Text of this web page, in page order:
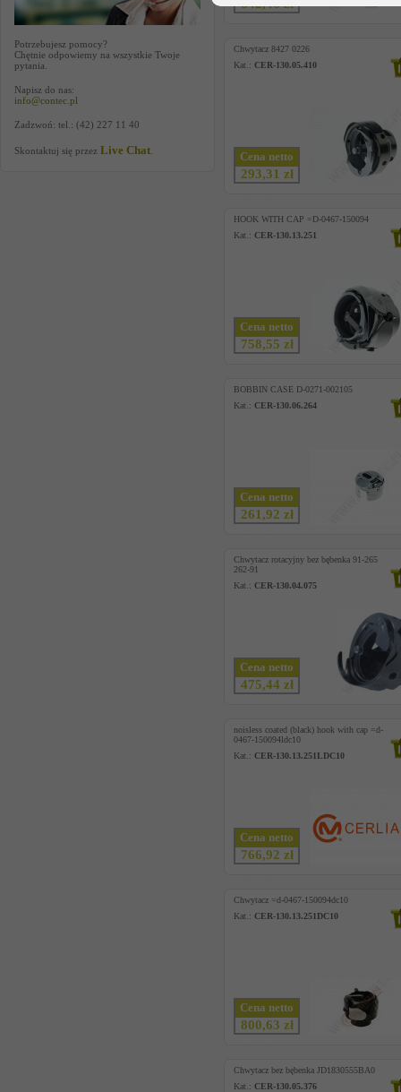
Potrzebujesz pomocy?
Chętnie odpowiemy na wszystkie Twoje
pytania.
Napisz do nas:
info@contec.pl
Zadzwoń: tel.: (42) 227 11 40
Skontaktuj się przez Live Chat
642,46 zł
Chwytacz 8427 0226
Kat.: CER-130.05.410
Cena netto
293,31 zł
HOOK WITH CAP =D-0467-150094
Kat.: CER-130.13.251
Cena netto
758,55 zł
BOBBIN CASE D-0271-002105
Kat.: CER-130.06.264
Cena netto
261,92 zł
Chwytacz rotacyjny bez bębenka 91-265
262-91
Kat.: CER-130.04.075
Cena netto
475,44 zł
noisless coated (black) hook with cap =d-
0467-150094ldc10
Kat.: CER-130.13.251LDC10
Cena netto
766,92 zł
Chwytacz =d-0467-150094dc10
Kat.: CER-130.13.251DC10
Cena netto
800,63 zł
Chwytacz bez bębenka JD1830555BA0
Kat.: CER-130.05.376